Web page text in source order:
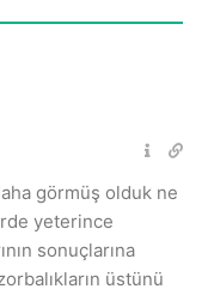
görmüş olduk ne
yeterince
sonuçlarına
üstünü